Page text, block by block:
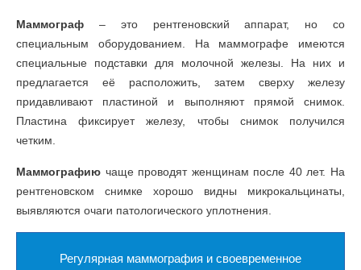
Маммограф – это рентгеновский аппарат, но со
специальным оборудованием. На маммографе имеются
специальные подставки для молочной железы. На них и
предлагается её расположить, затем сверху железу
придавливают пластиной и выполняют прямой снимок.
Пластина фиксирует железу, чтобы снимок получился
четким.
Маммографию чаще проводят женщинам после 40 лет. На
рентгеновском снимке хорошо видны микрокальцинаты,
выявляются очаги патологического уплотнения.
Регулярная маммография и своевременное